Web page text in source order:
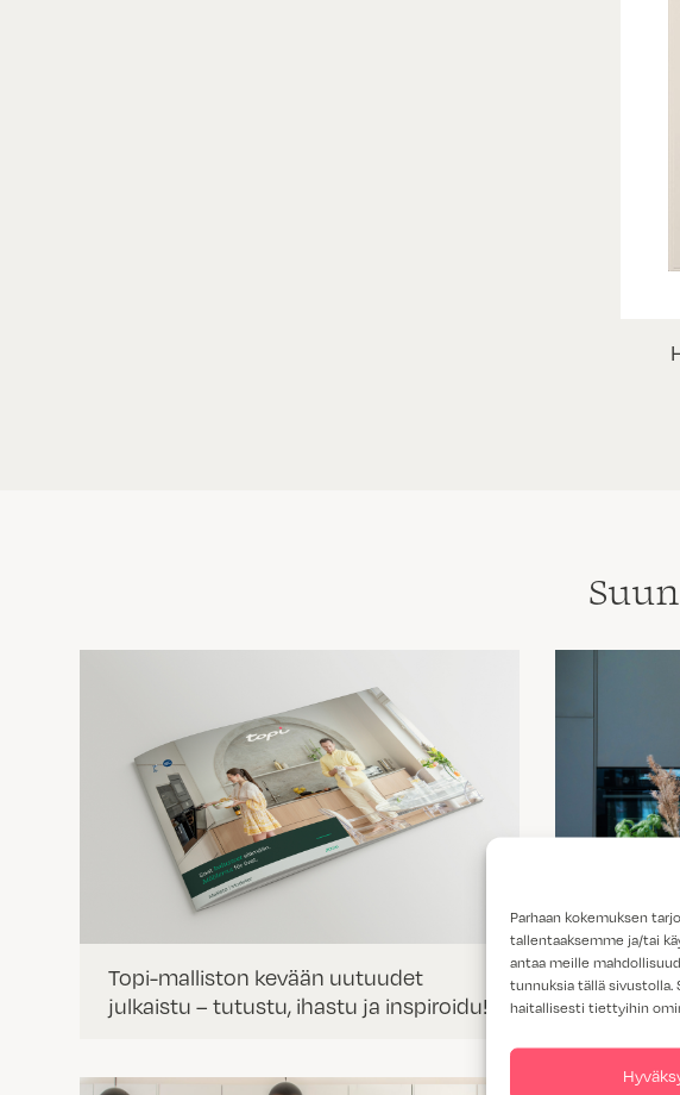
Parhaan kokemuksen
tallentaaksemme ja/tai
antaa meille
tunnuksia tällä
haitallisesti tiettyihin
Topi-malliston kevään uutuudet
julkaistu – tutustu, ihastu ja inspiroidu!
Trendit